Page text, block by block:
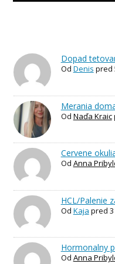
Dopad
Od Denis pred
Merania
Od Naďa Kraic
Cervene
Od Anna
HCL/Palenie
Od Kaja pred
Hormonalny
Od Anna